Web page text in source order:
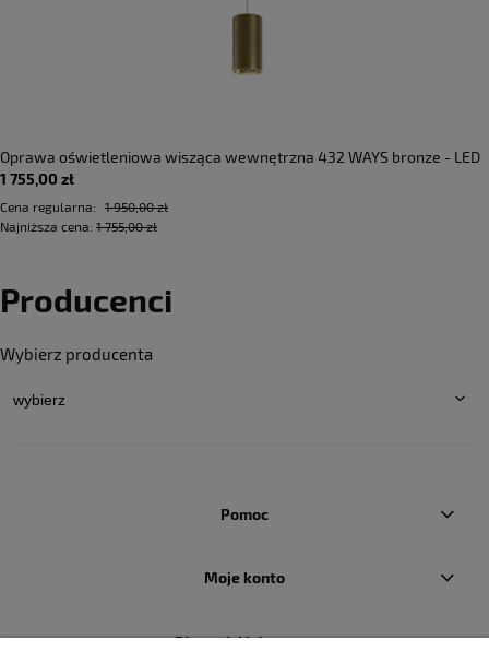
Oprawa oświetleniowa wisząca wewnętrzna 432 WAYS bronze - LED
6,7W 2700K 753lm 220-240V AC ON-OFF IP20 - PANZERI
1 755,00 zł
Cena regularna:
1 950,00 zł
Najniższa cena: 1 755,00 zł
Producenci
Wybierz producenta
Pomoc
Moje konto
Płatności i dostawa